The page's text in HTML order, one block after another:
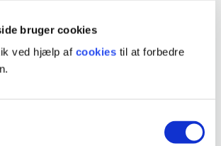
bruger cookies
ved hjælp af cookies til at forbedre